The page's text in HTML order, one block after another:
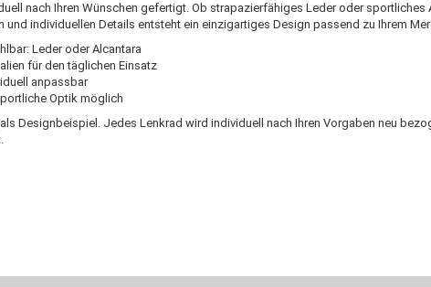
nach Ihren Wünschen gefertigt. Ob strapazierfähiges Leder oder sportliches
und individuellen Details entsteht ein einzigartiges Design passend zu Ihrem
Leder oder Alcantara
für den täglichen Einsatz
anpassbar
Optik möglich
Designbeispiel. Jedes Lenkrad wird individuell nach Ihren Vorgaben neu